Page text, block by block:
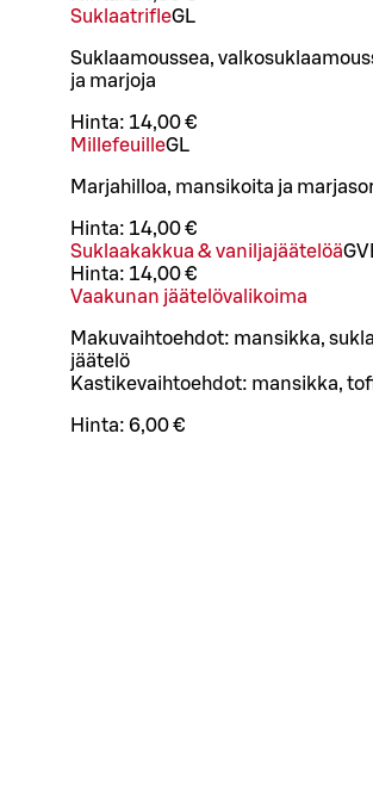
SuklaatrifleGL
Suklaamoussea,
ja marjoja
Hinta: 14,00 €
MillefeuilleGL
Marjahilloa, mansikoita ja
Hinta: 14,00 €
Suklaakakkua & vaniljajäätelöäG
Hinta: 14,00 €
Vaakunan jäätelövalikoima
Makuvaihtoehdot: mansikka,
jäätelö
Kastikevaihtoehdot: mansikka,
Hinta: 6,00 €